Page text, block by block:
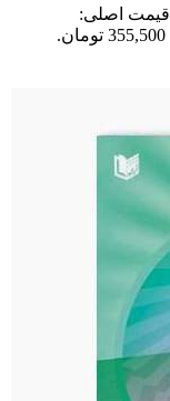
قیمت اصلی: